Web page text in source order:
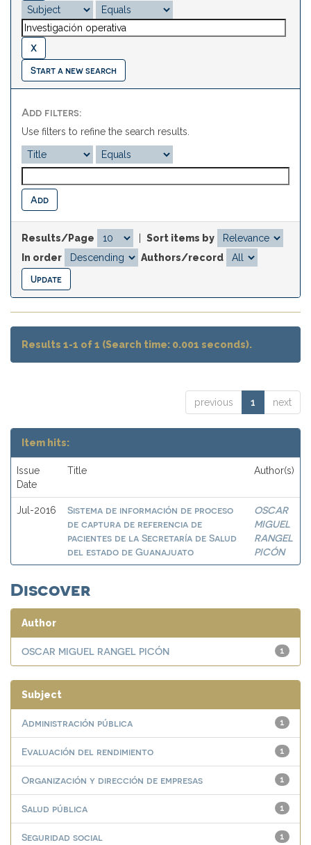
Start a new search
Add filters:
Use filters to refine the search results.
Results/Page
Sort items by
In order
Authors/record
Results 1-1 of 1 (Search time: 0.001 seconds).
previous 1 next
Item hits:
Issue
Date
Title Author(s)
Jul-2016
Sistema de información de proceso
de captura de referencia de
pacientes de la Secretaría de Salud
del estado de Guanajuato
OSCAR
MIGUEL
RANGEL
PICÓN
Discover
Author
1
OSCAR MIGUEL RANGEL PICÓN
Subject
1
Administración pública
1
Evaluación del rendimiento
1
Organización y dirección de empresas
1
Salud pública
1
Seguridad social